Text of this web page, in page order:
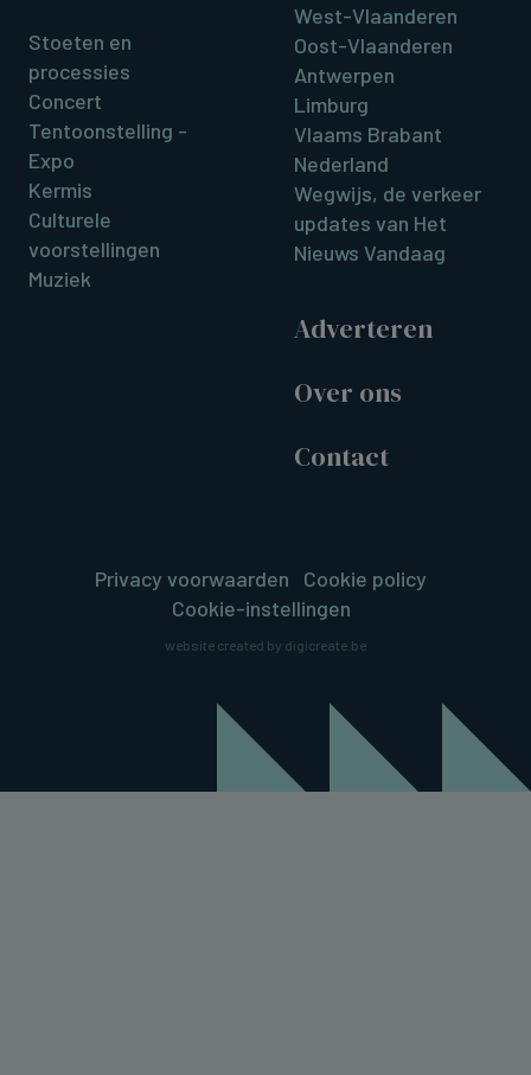
Stoeten en
processies
Concert
Tentoonstelling -
Expo
Kermis
Culturele
voorstellingen
Muziek
West-Vlaanderen
Oost-Vlaanderen
Antwerpen
Limburg
Vlaams Brabant
Nederland
Wegwijs, de verkeer
updates van Het
Nieuws Vandaag
Adverteren
Over ons
Contact
Privacy voorwaarden
Cookie policy
Cookie-instellingen
website created by digicreate.be